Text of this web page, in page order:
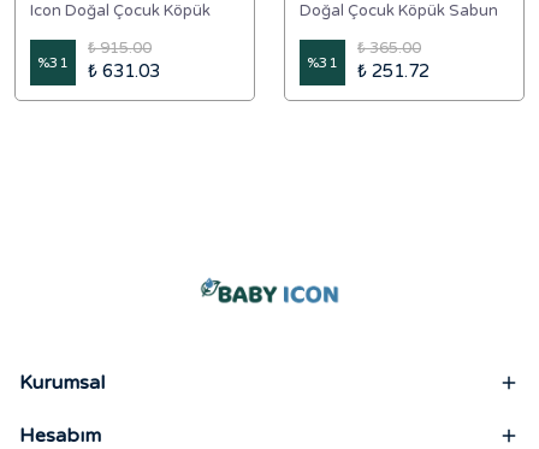
Icon Doğal Çocuk Köpük
%31
₺ 915.00
₺ 631.03
Doğal Çocuk Köpük Sabun
%31
₺ 365.00
₺ 251.72
Kurumsal
Hesabım